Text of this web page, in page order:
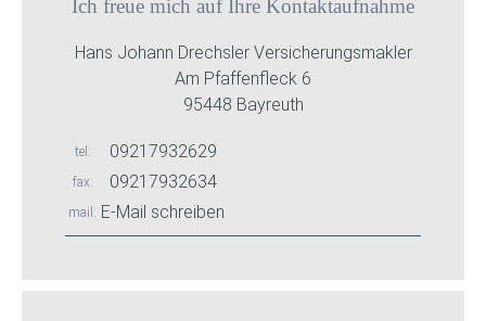
Ich freue mich auf Ihre Kontaktaufnahme
Hans Johann Drechsler Versicherungsmakler
Am Pfaffenfleck 6
95448 Bayreuth
tel 09217932629
fax 09217932634
mail E-Mail schreiben